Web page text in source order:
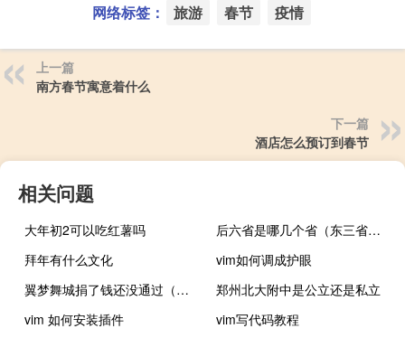
网络标签： 旅游 春节 疫情
上一篇
南方春节寓意着什么
下一篇
酒店怎么预订到春节
相关问题
大年初2可以吃红薯吗
后六省是哪几个省（东三省是哪几个省）
拜年有什么文化
vim如何调成护眼
翼梦舞城捐了钱还没通过（翼梦舞城）
郑州北大附中是公立还是私立
vim 如何安装插件
vim写代码教程